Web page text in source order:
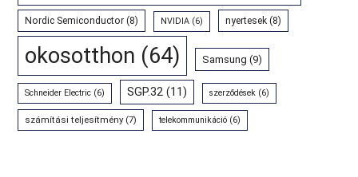
Nordic Semiconductor (8) NVIDIA (6) nyertesek (8)
okosotthon (64) Samsung (9)
Schneider Electric (6) SGP.32 (11) szerződések (6)
számítási teljesítmény(7) telekommunikáció (6)